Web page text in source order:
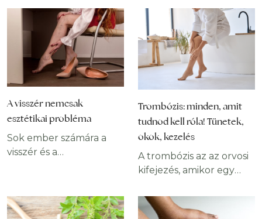
A visszér nemcsak
esztétikai probléma
Sok ember számára a
visszér és a
csúnyák. Másoknak
azonban fájdalmat és
Trombózis: minden, amit
tudnod kell róla! Tünetek,
okok, kezelés
A trombózis az az orvosi
kifejezés, amikor egy
elzáródást képez az ér
belsejében. A trombus